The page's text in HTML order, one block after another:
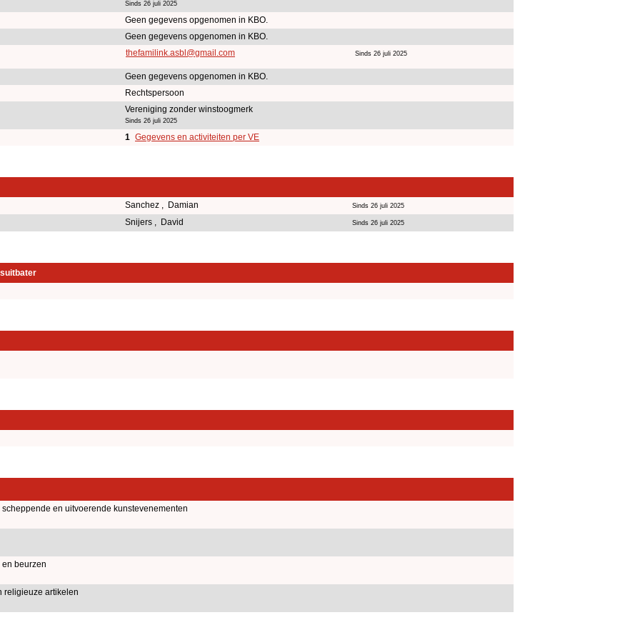
Sinds 26 juli 2025
Geen gegevens opgenomen in KBO.
Geen gegevens opgenomen in KBO.
thefamilink.asbl@gmail.com
Sinds 26 juli 2025
Geen gegevens opgenomen in KBO.
Rechtspersoon
Vereniging zonder winstoogmerk
Sinds 26 juli 2025
1 Gegevens en activiteiten per VE
Sanchez , Damian Sinds 26 juli 2025
Snijers , David Sinds 26 juli 2025
en uitvoerende kunstevenementen
beurzen
artikelen